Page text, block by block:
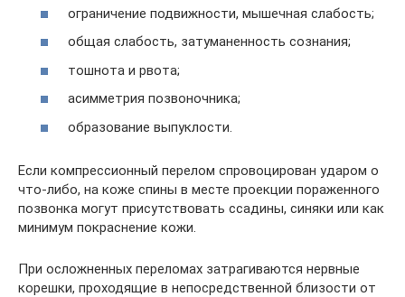
ограничение подвижности, мышечная слабость;
общая слабость, затуманенность сознания;
тошнота и рвота;
асимметрия позвоночника;
образование выпуклости.
Если компрессионный перелом спровоцирован ударом о
что-либо, на коже спины в месте проекции пораженного
позвонка могут присутствовать ссадины, синяки или как
минимум покраснение кожи.
При осложненных переломах затрагиваются нервные
корешки, проходящие в непосредственной близости от